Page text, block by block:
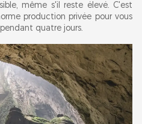
même s'il reste élevé. C'est
production privée pour vous
quatre jours.